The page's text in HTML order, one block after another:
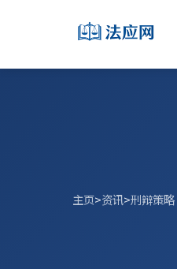
主页>资讯>刑辩策略